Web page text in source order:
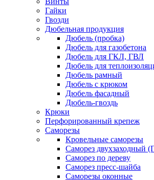
Гайки
Гвозди
Дюбельная продукция
Дюбель (пробка)
Дюбель для газобетона
Дюбель для ГКЛ, ГВЛ
Дюбель для
Дюбель рамный
Дюбель с крюком
Дюбель фасадный
Дюбель-гвоздь
Крюки
Перфорированный крепеж
Саморезы
Кровельные саморезы
Саморез двухзаходный
Саморез по дереву
Саморез пресс-шайба
Саморезы оконные